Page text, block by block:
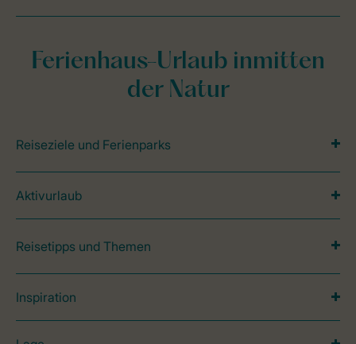
Ferienhaus-Urlaub inmitten
der Natur
Reiseziele und Ferienparks
Aktivurlaub
Reisetipps und Themen
Inspiration